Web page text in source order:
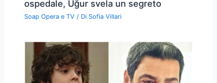
ospedale, Uğur svela un segreto
Soap Opera e TV / Di Sofia Villari